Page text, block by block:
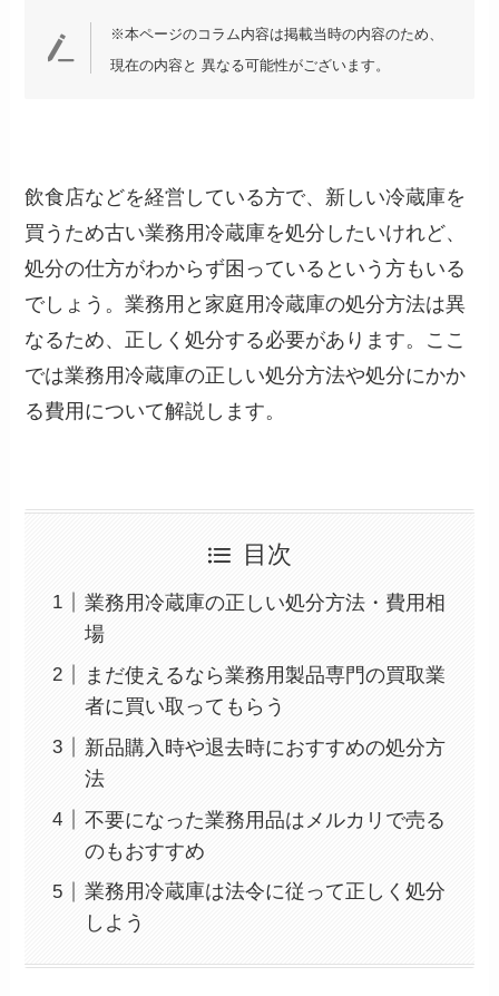
※本ページのコラム内容は掲載当時の内容のため、
現在の内容と 異なる可能性がございます。
飲食店などを経営している方で、新しい冷蔵庫を
買うため古い業務用冷蔵庫を処分したいけれど、
処分の仕方がわからず困っているという方もいる
でしょう。業務用と家庭用冷蔵庫の処分方法は異
なるため、正しく処分する必要があります。ここ
では業務用冷蔵庫の正しい処分方法や処分にかか
る費用について解説します。
目次
業務用冷蔵庫の正しい処分方法・費用相
場
まだ使えるなら業務用製品専門の買取業
者に買い取ってもらう
新品購入時や退去時におすすめの処分方
法
不要になった業務用品はメルカリで売る
のもおすすめ
業務用冷蔵庫は法令に従って正しく処分
しよう